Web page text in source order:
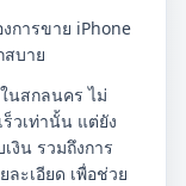
การขาย iPhone
บาย
นสกลนคร ไม่
วเท่านั้น แต่ยัง
งิน รวมถึงการ
ะเอียด เพื่อช่วย